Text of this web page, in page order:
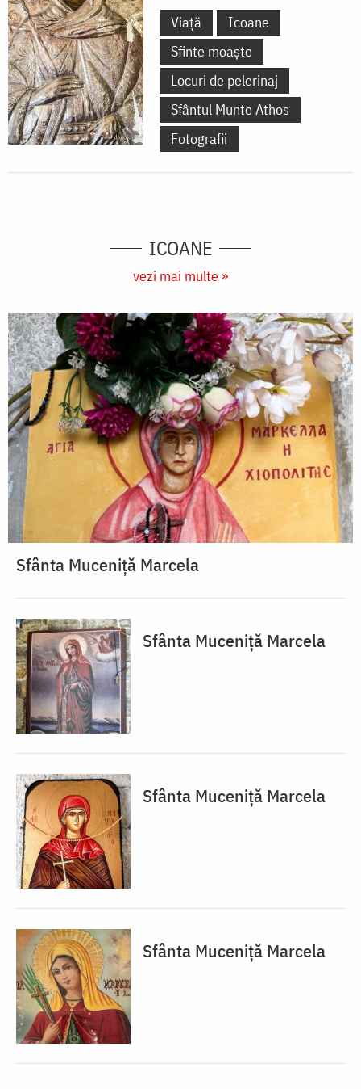
Viață
Icoane
Sfinte moaște
Locuri de pelerinaj
Sfântul Munte Athos
Fotografii
ICOANE
vezi mai multe »
Sfânta Muceniță Marcela
Sfânta Muceniță Marcela
Sfânta Muceniță Marcela
Sfânta Muceniță Marcela